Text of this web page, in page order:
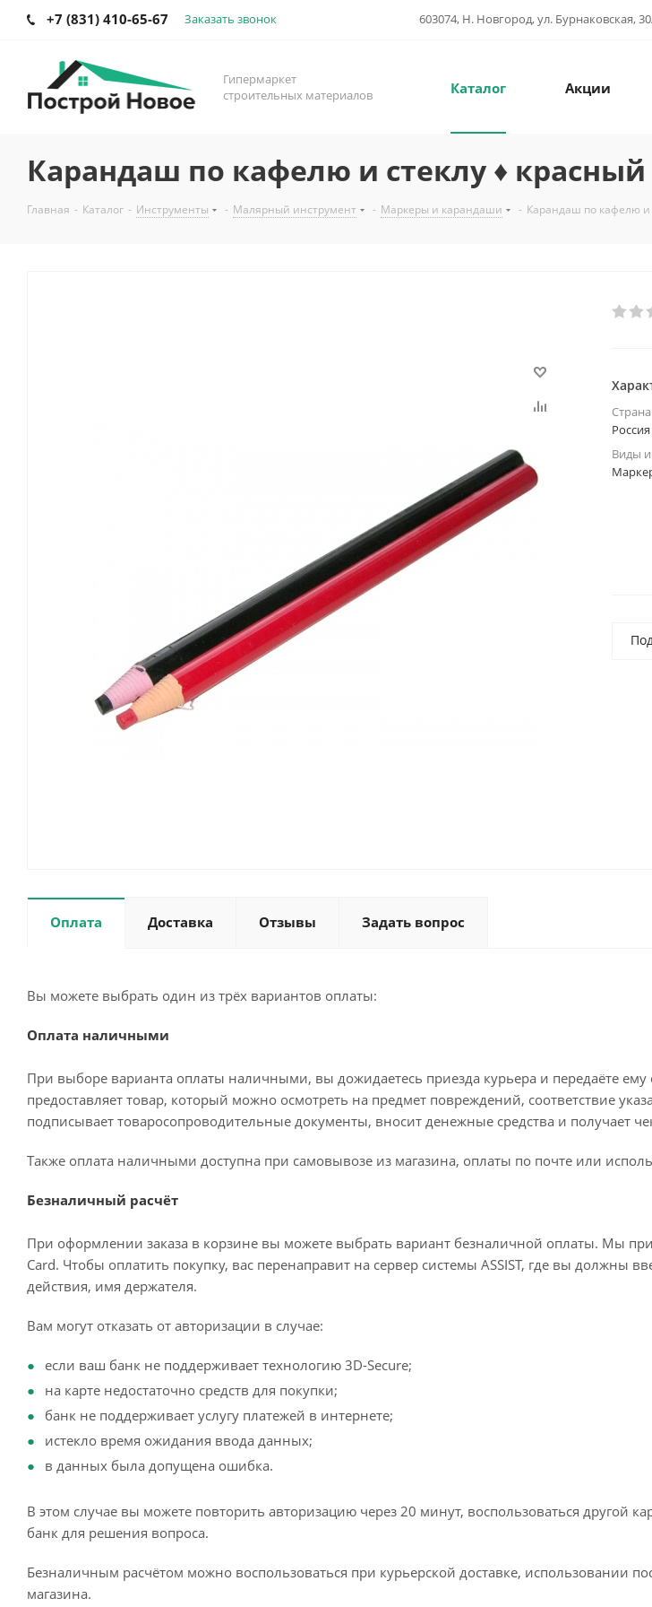
+7 (831) 410-65-67 Заказать звонок 603074, Н. Новгород, ул. Бурнаковская,
Гипермаркет
строительных материалов
Каталог Акции
Карандаш по кафелю и стеклу ♦ красный
Главная - Каталог - Инструменты - Малярный инструмент - Маркеры и карандаши - Карандаш по кафелю и
Страна
Россия
Виды
Оплата Доставка Отзывы Задать вопрос
Вы можете выбрать один из трёх вариантов оплаты:
Оплата наличными
При выборе варианта оплаты наличными, вы дожидаетесь приезда курьера и передаёте ему
предоставляет товар, который можно осмотреть на предмет повреждений, соответствие
подписывает товаросопроводительные документы, вносит денежные средства и получает
Также оплата наличными доступна при самовывозе из магазина, оплаты по почте или
Безналичный расчёт
При оформлении заказа в корзине вы можете выбрать вариант безналичной оплаты. Мы
Card. Чтобы оплатить покупку, вас перенаправит на сервер системы ASSIST, где вы должны
действия, имя держателя.
Вам могут отказать от авторизации в случае:
если ваш банк не поддерживает технологию 3D-Secure;
на карте недостаточно средств для покупки;
банк не поддерживает услугу платежей в интернете;
истекло время ожидания ввода данных;
в данных была допущена ошибка.
В этом случае вы можете повторить авторизацию через 20 минут, воспользоваться другой
банк для решения вопроса.
Безналичным расчётом можно воспользоваться при курьерской доставке, использовании
магазина.